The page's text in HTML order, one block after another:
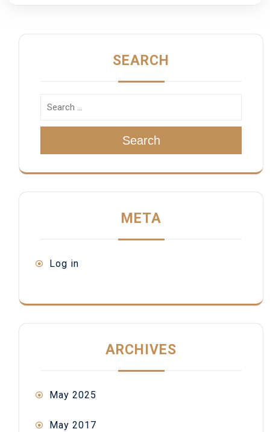
SEARCH
Search
META
Log in
ARCHIVES
May 2025
May 2017